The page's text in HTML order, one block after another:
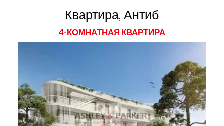
Квартира, Антиб
4-КОМНАТНАЯ КВАРТИРА